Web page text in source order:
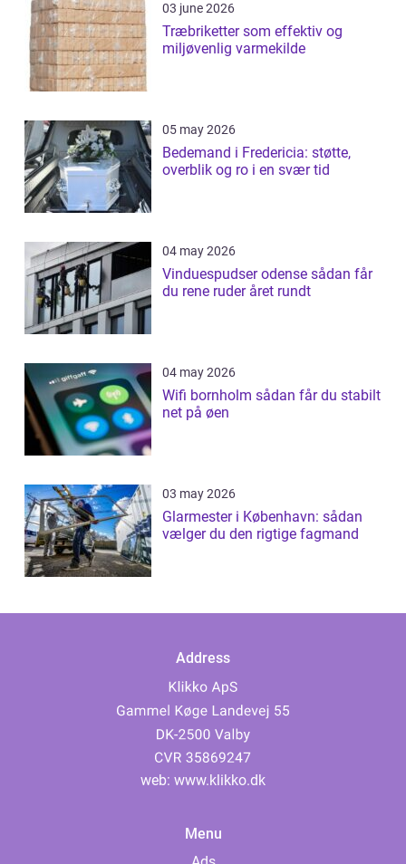
03 june 2026
Træbriketter som effektiv og
miljøvenlig varmekilde
05 may 2026
Bedemand i Fredericia: støtte,
overblik og ro i en svær tid
04 may 2026
Vinduespudser odense sådan får
du rene ruder året rundt
04 may 2026
Wifi bornholm sådan får du stabilt
net på øen
03 may 2026
Glarmester i København: sådan
vælger du den rigtige fagmand
Address
web: www.klikko.dk
Menu